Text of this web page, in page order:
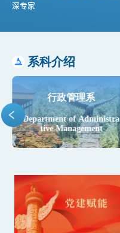
深专家
系科介绍
行政管理系
Department of Administra
tive Management